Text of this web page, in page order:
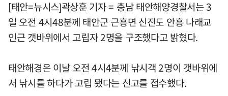
[태안=뉴시스]곽상훈 기자 = 충남 태안해양경찰서는 3
일 오전 4시48분께 태안군 근흥면 신진도 안흥 나래교
인근 갯바위에서 고립자 2명을 구조했다고 밝혔다.
태안해경은 이날 오전 4시4분께 낚시객 2명이 갯바위에
서 낚시를 하다가 고립 됐다는 신고를 접수했다.